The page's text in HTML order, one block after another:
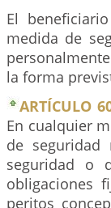
El
medida de
la forma
ARTÍCULO
En cualquier
de
seguridad o
obligaciones
peritos